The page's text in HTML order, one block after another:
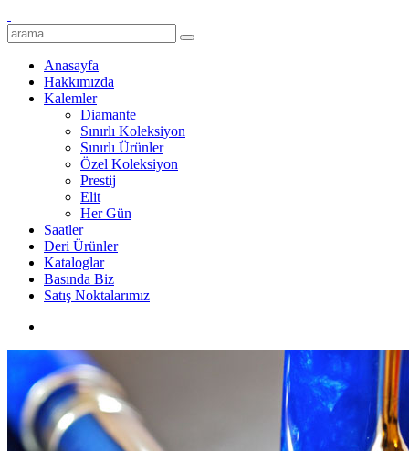
Anasayfa
Hakkımızda
Kalemler
Diamante
Sınırlı Koleksiyon
Sınırlı Ürünler
Özel Koleksiyon
Prestij
Elit
Her Gün
Saatler
Deri Ürünler
Kataloglar
Basında Biz
Satış Noktalarımız